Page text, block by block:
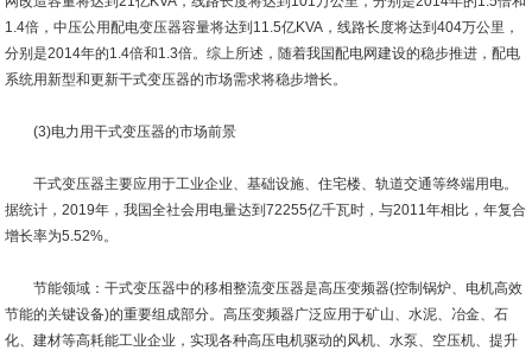
1.4倍，中压公用配电变压器容量将达到11.5亿KVA，线路长度将达到404万公里，
分别是2014年的1.4倍和1.3倍。综上所述，随着我国配电网建设的稳步推进，配电
系统用新型和更新干式变压器的市场需求将稳步增长。
(3)电力用干式变压器的市场前景
干式变压器主要应用于工业企业、基础设施、住宅楼、轨道交通等终端用电。
据统计，2019年，我国全社会用电量达到72255亿千瓦时，与2011年相比，年复合
增长率为5.52%。
节能领域：干式变压器中的移相整流变压器是高压变频器(控制锅炉、电机高效
节能的关键设备)的重要组成部分。高压变频器广泛应用于矿山、水泥、冶金、石
化、建材等高耗能工业企业，实现各种高压电机驱动的风机、水泵、空压机、提升